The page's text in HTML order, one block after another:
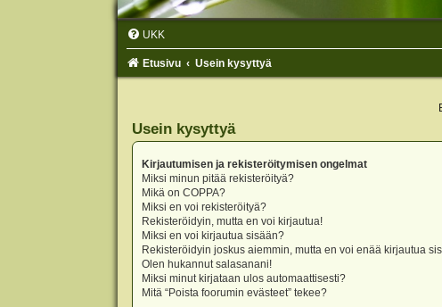
UKK
Etusivu Usein kysyttyä
Usein kysyttyä
Kirjautumisen ja rekisteröitymisen ongelmat
Miksi minun pitää rekisteröityä?
Mikä on COPPA?
Miksi en voi rekisteröityä?
Rekisteröidyin, mutta en voi kirjautua!
Miksi en voi kirjautua sisään?
Rekisteröidyin joskus aiemmin, mutta en voi enää kirjautua
Olen hukannut salasanani!
Miksi minut kirjataan ulos automaattisesti?
Mitä “Poista foorumin evästeet” tekee?